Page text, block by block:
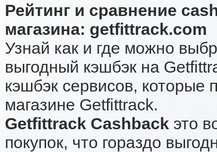
Рейтинг и сравнение
магазина: getfittrack.com
Узнай как и где можно
выгодный кэшбэк на
кэшбэк сервисов, которые
магазине Getfittrack.
Getfittrack Cashback это
покупок, что гораздо